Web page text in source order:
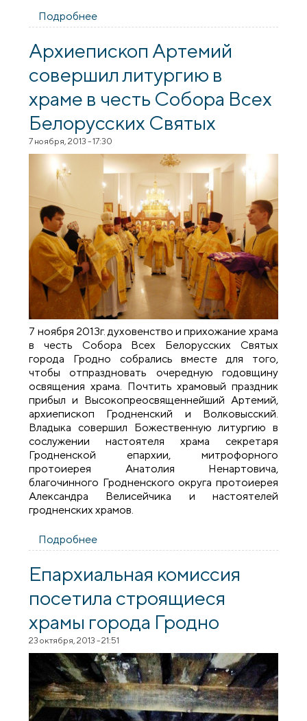
Подробнее
(Коложском) храме открылась выставка
современной иконы
Архиепископ Артемий
совершил литургию в
храме в честь Собора Всех
Белорусских Святых
7 ноября, 2013 - 17:30
7 ноября 2013г. духовенство и прихожание храма
в честь Собора Всех Белорусских Святых
города Гродно собрались вместе для того,
чтобы отпраздновать очередную годовщину
освящения храма. Почтить храмовый праздник
прибыл и Высокопреосвященнейший Артемий,
архиепископ Гродненский и Волковысский.
Владыка совершил Божественную литургию в
сослужении настоятеля храма секретаря
Гродненской епархии, митрофорного
протоиерея Анатолия Ненартовича,
благочинного Гродненского округа протоиерея
Александра Велисейчика и настоятелей
гродненских храмов.
Подробнее
литургию в храме в честь Собора Всех
Епархиальная комиссия
посетила строящиеся
храмы города Гродно
23 октября, 2013 - 21:51